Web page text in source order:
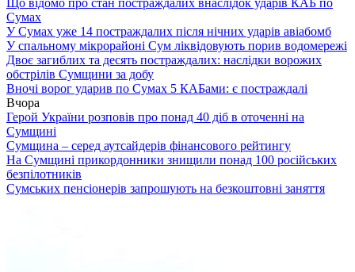
Що відомо про стан постраждалих внаслідок ударів КАБ по
Сумах
У Сумах уже 14 постраждалих після нічних ударів авіабомб
У спальному мікрорайоні Сум ліквідовують порив водомережі
Двоє загиблих та десять постраждалих: наслідки ворожих
обстрілів Сумщини за добу
Вночі ворог ударив по Сумах 5 КАБами: є постраждалі
Вчора
Герой України розповів про понад 40 діб в оточенні на
Сумщині
Сумщина – серед аутсайдерів фінансового рейтингу
На Сумщині прикордонники знищили понад 100 російських
безпілотників
Сумських пенсіонерів запрошують на безкоштовні заняття